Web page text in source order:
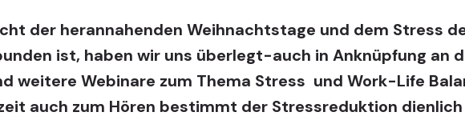
der herannahenden Weihnachtstage und dem Stress
ist, haben wir uns überlegt-auch in Anknüpfung an
weitere Webinare zum Thema Stress und Work-Life
auch zum Hören bestimmt der Stressreduktion dienlich